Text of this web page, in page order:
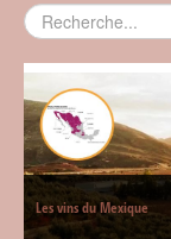
Rechercher
Les vins du Mexique